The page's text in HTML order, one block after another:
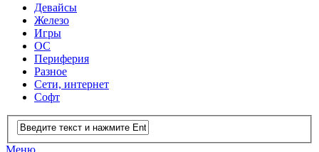
Девайсы
Железо
Игры
ОС
Периферия
Разное
Сети, интернет
Софт